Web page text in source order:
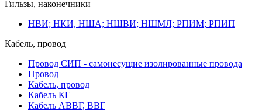
Гильзы, наконечники
НВИ; НКИ, НША; НШВИ; НШМЛ; РПИМ; РПИП
Кабель, провод
Провод СИП - самонесущие изолированные провода
Провод
Кабель, провод
Кабель КГ
Кабель АВВГ, ВВГ